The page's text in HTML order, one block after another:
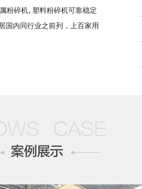
粉碎机,塑料粉碎机可靠稳定
国内同行业之前列，上百家用